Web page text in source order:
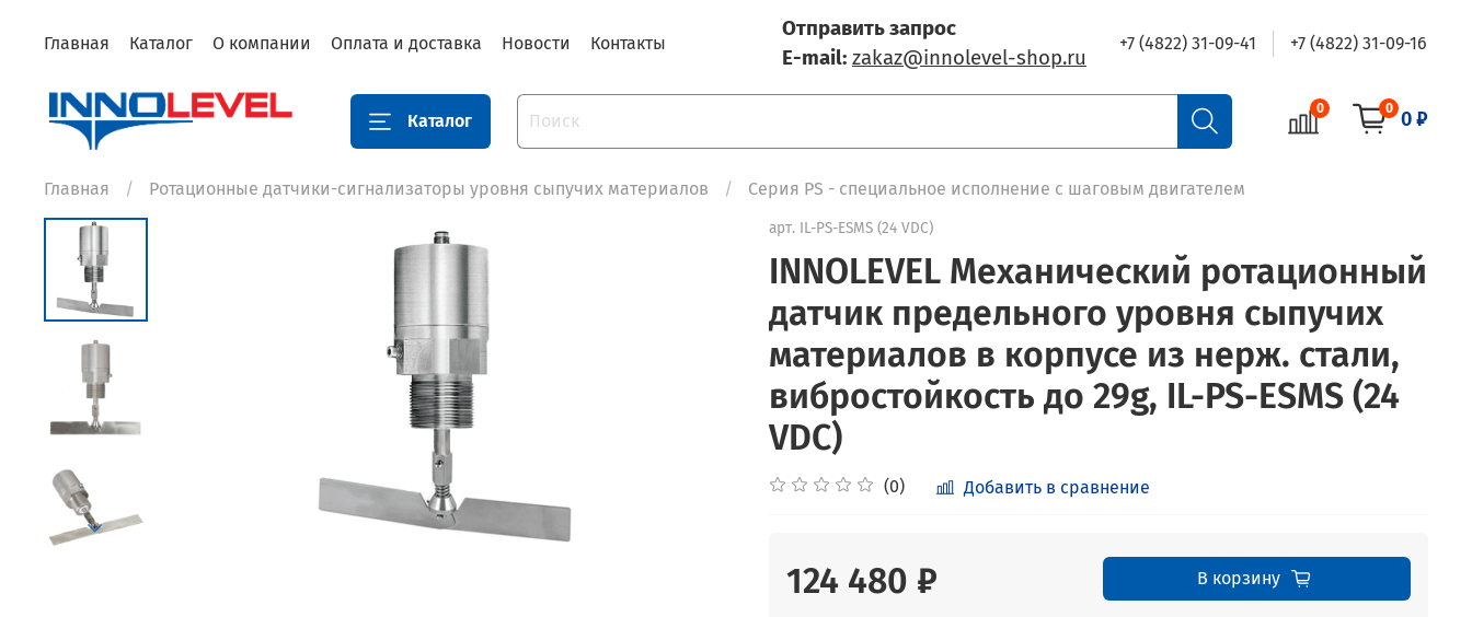
Главная Каталог О компании Оплата и доставка Новости Контакты
Отправить запрос
E-mail: zakaz@innolevel-shop.ru
+7 (4822) 31-09-41 +7 (4822) 31-09-16
Каталог
0 0 0 ₽
Главная Ротационные датчики-сигнализаторы уровня сыпучих материалов Серия PS - специальное исполнение с шаговым двигателем
арт. IL-PS-ESMS (24 VDC)
INNOLEVEL Механический ротационный
датчик предельного уровня сыпучих
материалов в корпусе из нерж. стали,
вибростойкость до 29g, IL-PS-ESMS (24
VDC)
(0) Добавить в сравнение
124 480 ₽ В корзину